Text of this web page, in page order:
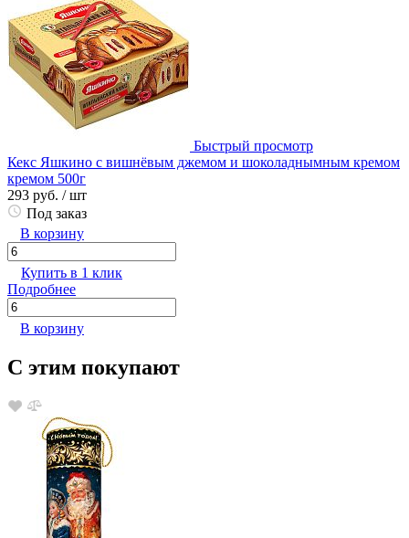
Быстрый просмотр
Кекс Яшкино с вишнёвым джемом и шоколаднымным кремом
кремом 500г
293 руб. / шт
Под заказ
В корзину
Купить в 1 клик
Подробнее
В корзину
С этим покупают